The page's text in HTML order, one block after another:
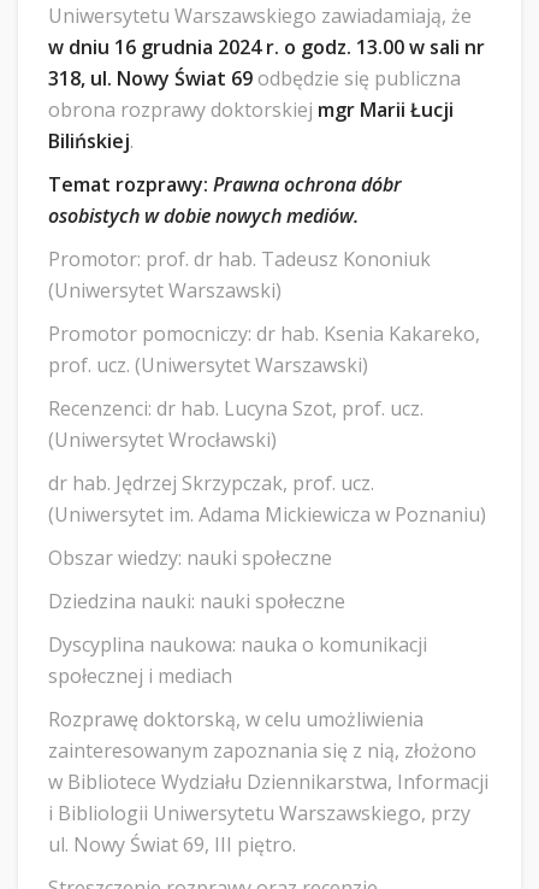
Uniwersytetu Warszawskiego zawiadamiają, że
w dniu 16 grudnia 2024 r. o godz. 13.00 w sali nr
318, ul. Nowy Świat 69odbędzie się publiczna
obrona rozprawy doktorskiej mgr Marii Łucji
Bilińskiej.
Temat rozprawy: Prawna ochrona dóbr
osobistych w dobie nowych mediów.
Promotor: prof. dr hab. Tadeusz Kononiuk
(Uniwersytet Warszawski)
Promotor pomocniczy: dr hab. Ksenia Kakareko,
prof. ucz. (Uniwersytet Warszawski)
Recenzenci: dr hab. Lucyna Szot, prof. ucz.
(Uniwersytet Wrocławski)
dr hab. Jędrzej Skrzypczak, prof. ucz.
(Uniwersytet im. Adama Mickiewicza w Poznaniu)
Obszar wiedzy: nauki społeczne
Dziedzina nauki: nauki społeczne
Dyscyplina naukowa: nauka o komunikacji
społecznej i mediach
Rozprawę doktorską, w celu umożliwienia
zainteresowanym zapoznania się z nią, złożono
w Bibliotece Wydziału Dziennikarstwa, Informacji
i Bibliologii Uniwersytetu Warszawskiego, przy
ul. Nowy Świat 69, III piętro.